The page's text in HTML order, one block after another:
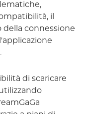
il
della connessione
di scaricare